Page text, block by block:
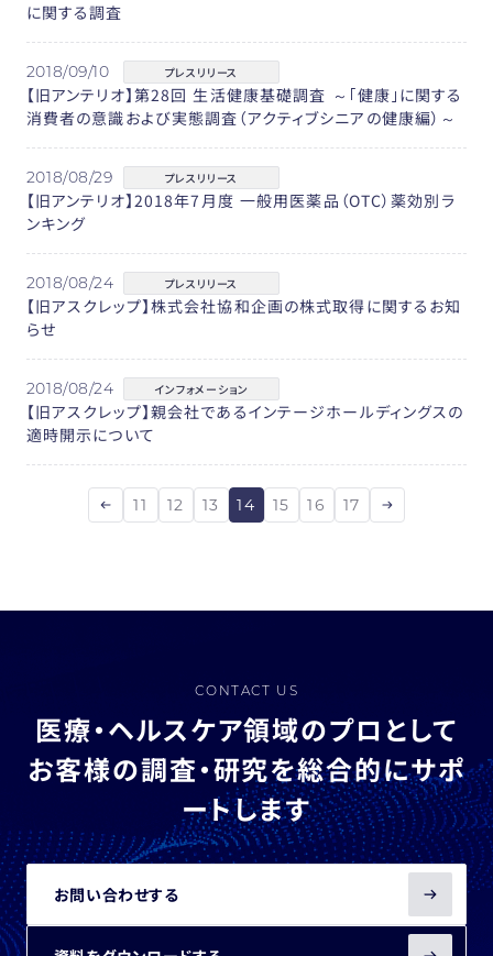
に関する調査
2018/09/10 プレスリリース
【旧アンテリオ】第28回 生活健康基礎調査 ～｢健康｣に関する
消費者の意識および実態調査（アクティブシニアの健康編）～
2018/08/29 プレスリリース
【旧アンテリオ】2018年7月度 一般用医薬品（OTC）薬効別ラ
ンキング
2018/08/24 プレスリリース
【旧アスクレップ】株式会社協和企画の株式取得に関するお知
らせ
2018/08/24 インフォメーション
【旧アスクレップ】親会社であるインテージホールディングスの
適時開示について
11 12 13 14 15 16 17
CONTACT US
医療・ヘルスケア領域のプロとして
お客様の調査・研究を総合的にサポ
ートします
お問い合わせする